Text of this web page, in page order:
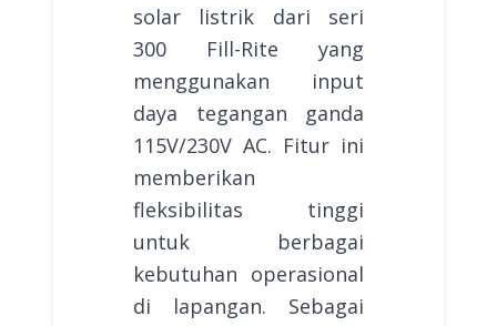
solar listrik dari seri
300 Fill-Rite yang
menggunakan input
daya tegangan ganda
115V/230V AC. Fitur ini
memberikan
fleksibilitas tinggi
untuk berbagai
kebutuhan operasional
di lapangan. Sebagai